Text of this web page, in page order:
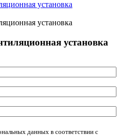
установка
данных в соответствии с